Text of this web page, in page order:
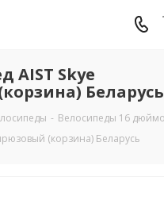
AIST Skye
Беларусь
- Велосипеды 16
(корзина) Беларусь